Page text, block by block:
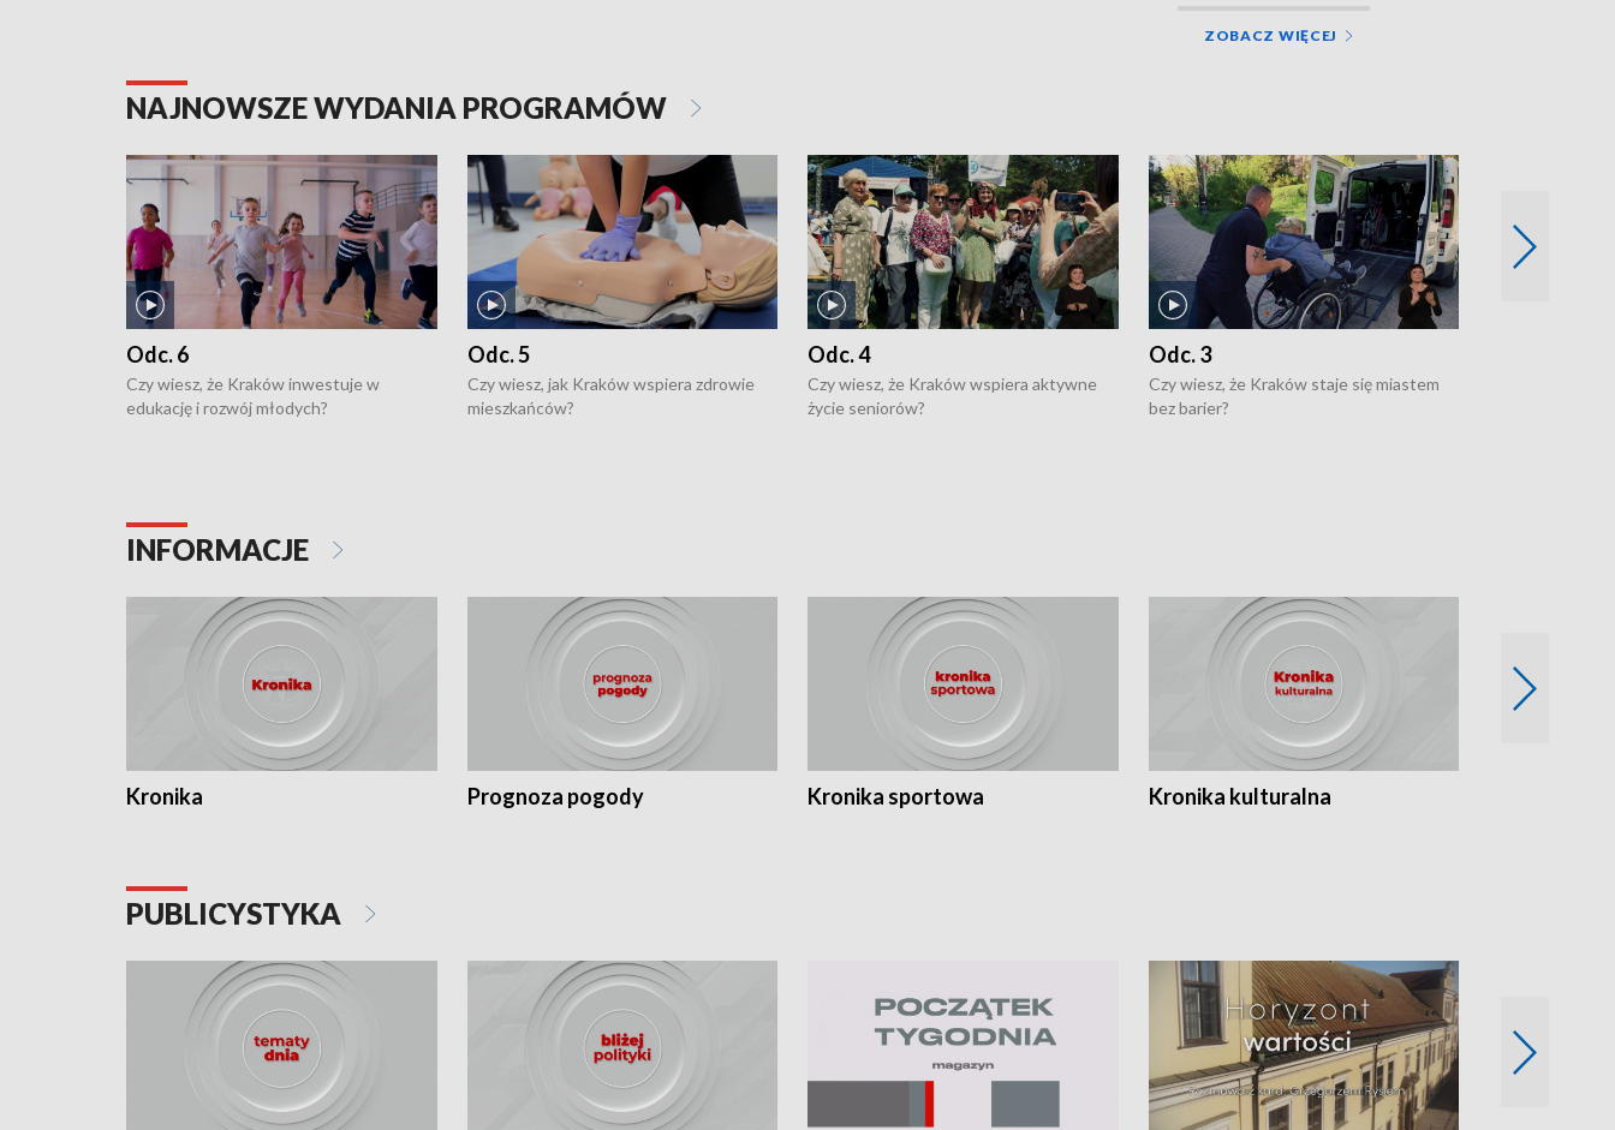
ZOBACZ WIĘCEJ
NAJNOWSZE WYDANIA PROGRAMÓW
Odc. 6
Czy wiesz, że Kraków inwestuje w
edukację i rozwój młodych?
Odc. 5
Czy wiesz, jak Kraków wspiera zdrowie
mieszkańców?
Odc. 4
Czy wiesz, że Kraków wspiera aktywne
życie seniorów?
Odc. 3
Czy wiesz, że Kraków staje się miastem
bez barier?
INFORMACJE
Kronika Prognoza pogody Kronika sportowa Kronika kulturalna
PUBLICYSTYKA